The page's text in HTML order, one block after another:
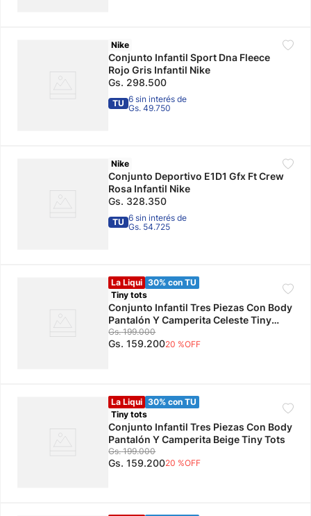
Nike
Conjunto Infantil Sport Dna Fleece
Rojo Gris Infantil Nike
Gs. 298.500
TU 6 sin interés de
Gs. 49.750
Nike
Conjunto Deportivo E1D1 Gfx Ft Crew
Rosa Infantil Nike
Gs. 328.350
TU 6 sin interés de
Gs. 54.725
La Liqui 30% con TU
Tiny tots
Conjunto Infantil Tres Piezas Con Body
Pantalón Y Camperita Celeste Tiny
Tots
Gs. 199.000
Gs. 159.20020 %OFF
La Liqui 30% con TU
Tiny tots
Conjunto Infantil Tres Piezas Con Body
Pantalón Y Camperita Beige Tiny Tots
Gs. 199.000
Gs. 159.20020 %OFF